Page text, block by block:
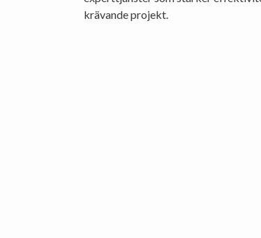
krävande projekt.